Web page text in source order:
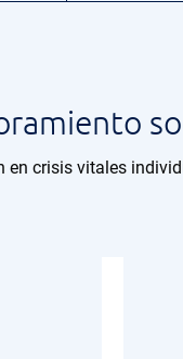
crisis vitales